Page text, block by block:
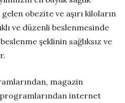
obezite ve aşırı kiloların
ve düzenli beslenmesinde
şeklinin sağlıksız ve
magazin
internet